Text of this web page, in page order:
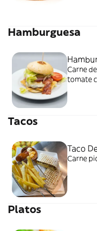
Hamburguesa
Carne
tomate
Tacos
Taco
Platos